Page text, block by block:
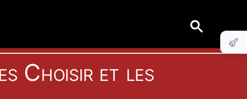
Choisir et les